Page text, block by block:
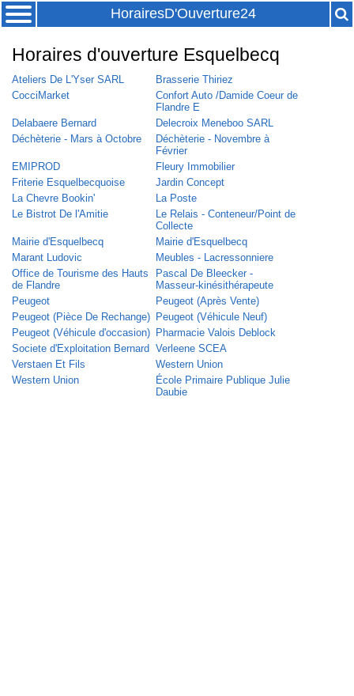
HorairesD'Ouverture24
Horaires d'ouverture Esquelbecq
Ateliers De L'Yser SARL
Brasserie Thiriez
CocciMarket
Confort Auto /Damide Coeur de
Flandre E
Delabaere Bernard
Delecroix Meneboo SARL
Déchèterie - Mars à Octobre
Déchèterie - Novembre à
Février
EMIPROD
Fleury Immobilier
Friterie Esquelbecquoise
Jardin Concept
La Chevre Bookin'
La Poste
Le Bistrot De l'Amitie
Le Relais - Conteneur/Point de
Collecte
Mairie d'Esquelbecq
Mairie d'Esquelbecq
Marant Ludovic
Meubles - Lacressonniere
Office de Tourisme des Hauts
de Flandre
Pascal De Bleecker -
Masseur-kinésithérapeute
Peugeot
Peugeot (Après Vente)
Peugeot (Pièce De Rechange) Peugeot (Véhicule Neuf)
Peugeot (Véhicule d'occasion) Pharmacie Valois Deblock
Societe d'Exploitation Bernard Verleene SCEA
Verstaen Et Fils
Western Union
Western Union
École Primaire Publique Julie
Daubie